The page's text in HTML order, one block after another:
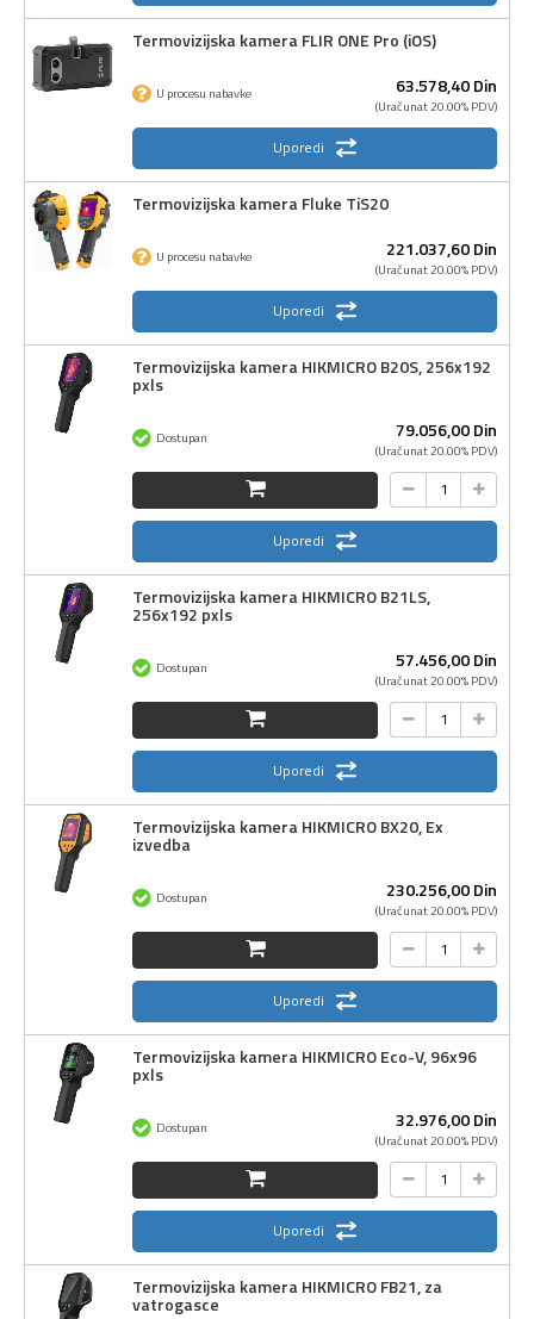
Termovizijska kamera FLIR ONE Pro (iOS)
63.578,40Din
(Uračunat 20.00% PDV)
U procesu nabavke
Uporedi
Termovizijska kamera Fluke TiS20
221.037,60Din
(Uračunat 20.00% PDV)
U procesu nabavke
Uporedi
Termovizijska kamera HIKMICRO B20S, 256x192
pxls
79.056,00Din
(Uračunat 20.00% PDV)
Dostupan
Uporedi
Termovizijska kamera HIKMICRO B21LS,
256x192 pxls
57.456,00Din
(Uračunat 20.00% PDV)
Dostupan
Uporedi
Termovizijska kamera HIKMICRO BX20, Ex
izvedba
230.256,00Din
(Uračunat 20.00% PDV)
Dostupan
Uporedi
Termovizijska kamera HIKMICRO Eco-V, 96x96
pxls
32.976,00Din
(Uračunat 20.00% PDV)
Dostupan
Uporedi
Termovizijska kamera HIKMICRO FB21, za
vatrogasce